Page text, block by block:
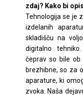
zdaj? Kako bi
Tehnologija se je
izdelanih
skladišču na
digitalno
čeprav so bile
brezhibne, so za
aparature, ki
zvoka. Naša